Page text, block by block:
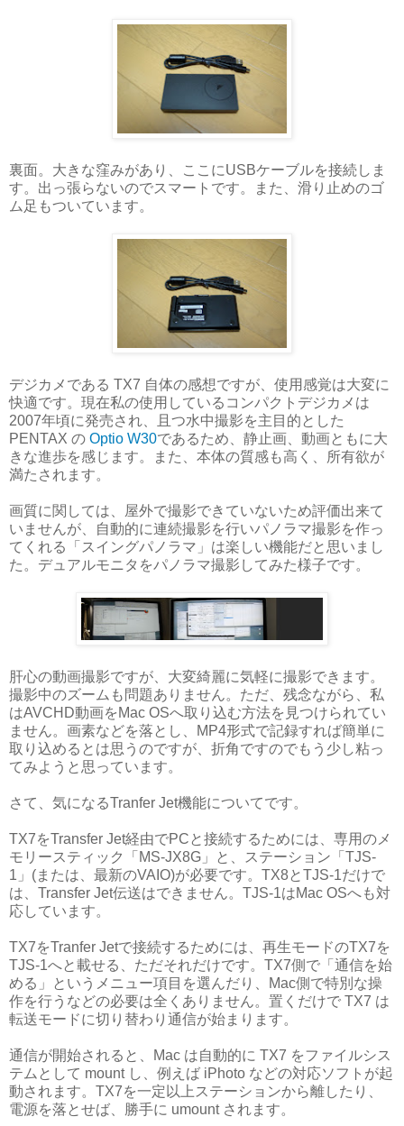
裏面。大きな窪みがあり、ここにUSBケーブルを接続しま
す。出っ張らないのでスマートです。また、滑り止めのゴ
ム足もついています。
デジカメである TX7 自体の感想ですが、使用感覚は大変に
快適です。現在私の使用しているコンパクトデジカメは
2007年頃に発売され、且つ水中撮影を主目的とした
PENTAX の Optio W30であるため、静止画、動画ともに大
きな進歩を感じます。また、本体の質感も高く、所有欲が
満たされます。
画質に関しては、屋外で撮影できていないため評価出来て
いませんが、自動的に連続撮影を行いパノラマ撮影を作っ
てくれる「スイングパノラマ」は楽しい機能だと思いまし
た。デュアルモニタをパノラマ撮影してみた様子です。
肝心の動画撮影ですが、大変綺麗に気軽に撮影できます。
撮影中のズームも問題ありません。ただ、残念ながら、私
はAVCHD動画をMac OSへ取り込む方法を見つけられてい
ません。画素などを落とし、MP4形式で記録すれば簡単に
取り込めるとは思うのですが、折角ですのでもう少し粘っ
てみようと思っています。
さて、気になるTranfer Jet機能についてです。
TX7をTransfer Jet経由でPCと接続するためには、専用のメ
モリースティック「MS-JX8G」と、ステーション「TJS-
1」(または、最新のVAIO)が必要です。TX8とTJS-1だけで
は、Transfer Jet伝送はできません。TJS-1はMac OSへも対
応しています。
TX7をTranfer Jetで接続するためには、再生モードのTX7を
TJS-1へと載せる、ただそれだけです。TX7側で「通信を始
める」というメニュー項目を選んだり、Mac側で特別な操
作を行うなどの必要は全くありません。置くだけで TX7 は
転送モードに切り替わり通信が始まります。
通信が開始されると、Mac は自動的に TX7 をファイルシス
テムとして mount し、例えば iPhoto などの対応ソフトが起
動されます。TX7を一定以上ステーションから離したり、
電源を落とせば、勝手に umount されます。